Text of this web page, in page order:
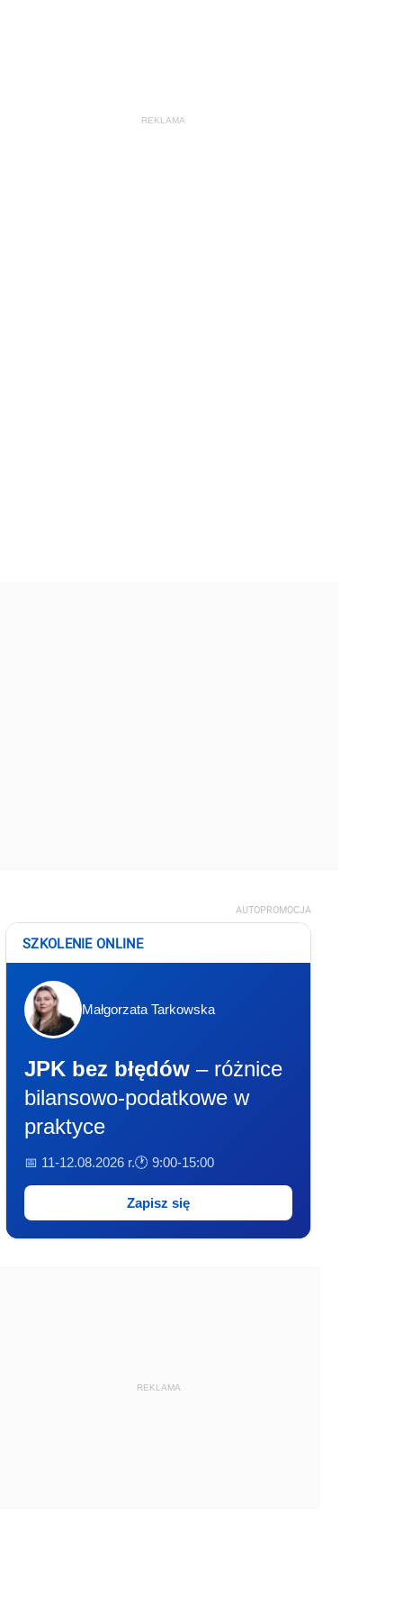
AUTOPROMOCJA
SZKOLENIE ONLINE
Małgorzata Tarkowska
JPK bez błędów – różnice
bilansowo-podatkowe w
praktyce
📅 11-12.08.2026 r.🕐 9:00-15:00
Zapisz się
REKLAMA